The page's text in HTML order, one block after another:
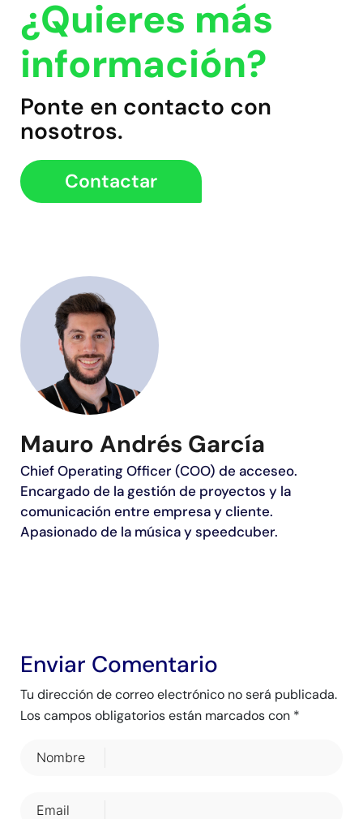
¿Quieres más
información?
Ponte en contacto con
nosotros.
Contactar
Mauro Andrés García
Chief Operating Officer (COO) de acceseo.
Encargado de la gestión de proyectos y la
comunicación entre empresa y cliente.
Apasionado de la música y speedcuber.
Enviar Comentario
Tu dirección de correo electrónico no será publicada.
Los campos obligatorios están marcados con *
Nombre
Email